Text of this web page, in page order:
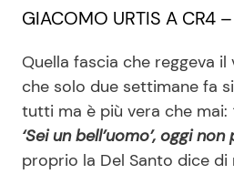
GIACOMO URTIS A CR4
Quella fascia che reggeva
che solo due settimane fa
tutti ma è più vera che mai:
‘Sei un bell’uomo’, oggi
proprio la Del Santo dice